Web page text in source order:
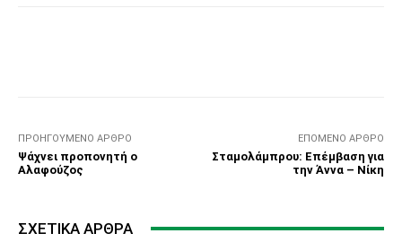
ΠΡΟΗΓΟΎΜΕΝΟ ΆΡΘΡΟ
Ψάχνει προπονητή ο
Αλαφούζος
ΕΠΌΜΕΝΟ ΆΡΘΡΟ
Σταμολάμπρου: Επέμβαση για
την Άννα – Νίκη
ΣΧΕΤΙΚΆ ΆΡΘΡΑ